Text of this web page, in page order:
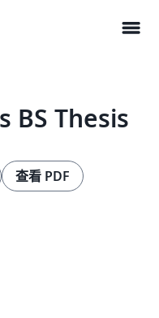
menu
BS Thesis
查看 PDF